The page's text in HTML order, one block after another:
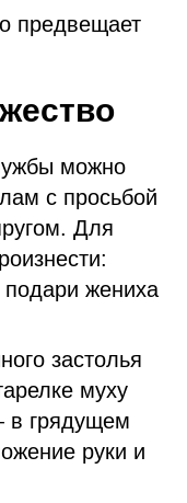
предвещает
можно
с просьбой
Для
подари жениха
застолья
муху
в грядущем
руки и